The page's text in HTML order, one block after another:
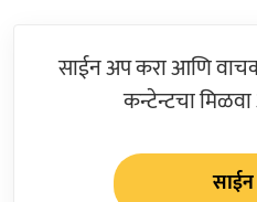
साईन अप करा आणि
कन्टेन्टचा